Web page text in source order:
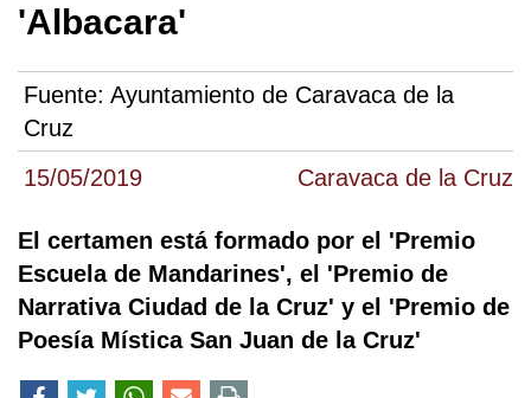
15/05/2019 Caravaca de la Cruz
'Albacara'
Fuente: Ayuntamiento de Caravaca de la
Cruz
El certamen está formado por el 'Premio
Escuela de Mandarines', el 'Premio de
Narrativa Ciudad de la Cruz' y el 'Premio de
Poesía Mística San Juan de la Cruz'